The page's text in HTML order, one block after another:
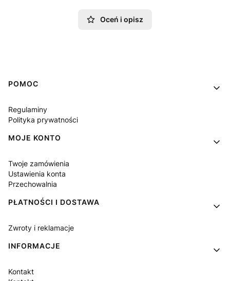
Oceń i opisz
Linki w stopce
POMOC
Regulaminy
Polityka prywatności
MOJE KONTO
Twoje zamówienia
Ustawienia konta
Przechowalnia
PŁATNOŚCI I DOSTAWA
Zwroty i reklamacje
INFORMACJE
Kontakt